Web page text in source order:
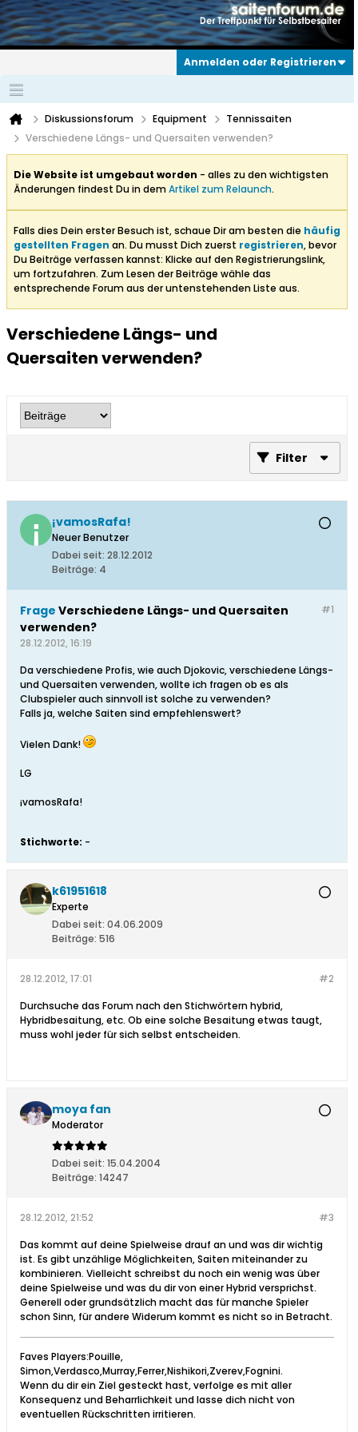
Anmelden oder Registrieren
Diskussionsforum Equipment
Tennissaiten
Verschiedene Längs- und Quersaiten verwenden?
Die Website ist umgebaut worden - alles zu den wichtigsten
Änderungen findest Du in demArtikel zum Relaunch.
Falls dies Dein erster Besuch ist, schaue Dir am besten die häufig
gestellten Fragen an. Du musst Dich zuerst registrieren, bevor
Du Beiträge verfassen kannst: Klicke auf den Registrierungslink,
um fortzufahren. Zum Lesen der Beiträge wähle das
entsprechende Forum aus der untenstehenden Liste aus.
Verschiedene Längs- und
Quersaiten verwenden?
Filter
¡vamosRafa!
Neuer Benutzer
Dabei seit: 28.12.2012
Beiträge: 4
#1
Frage Verschiedene Längs- und Quersaiten
verwenden?
28.12.2012, 16:19
Da verschiedene Profis, wie auch Djokovic, verschiedene Längs-
und Quersaiten verwenden, wollte ich fragen ob es als
Clubspieler auch sinnvoll ist solche zu verwenden?
Falls ja, welche Saiten sind empfehlenswert?
Vielen Dank!
LG
¡vamosRafa!
Stichworte: -
k61951618
Experte
Dabei seit: 04.06.2009
Beiträge: 516
#2
28.12.2012, 17:01
Durchsuche das Forum nach den Stichwörtern hybrid,
Hybridbesaitung, etc. Ob eine solche Besaitung etwas taugt,
muss wohl jeder für sich selbst entscheiden.
moya fan
Moderator
Dabei seit: 15.04.2004
Beiträge: 14247
#3
28.12.2012, 21:52
Das kommt auf deine Spielweise drauf an und was dir wichtig
ist. Es gibt unzählige Möglichkeiten, Saiten miteinander zu
kombinieren. Vielleicht schreibst du noch ein wenig was über
deine Spielweise und was du dir von einer Hybrid versprichst.
Generell oder grundsätzlich macht das für manche Spieler
schon Sinn, für andere Widerum kommt es nicht so in Betracht.
Faves Players:Pouille,
Simon,Verdasco,Murray,Ferrer,Nishikori,Zverev,Fognini.
Wenn du dir ein Ziel gesteckt hast, verfolge es mit aller
Konsequenz und Beharrlichkeit und lasse dich nicht von
eventuellen Rückschritten irritieren.